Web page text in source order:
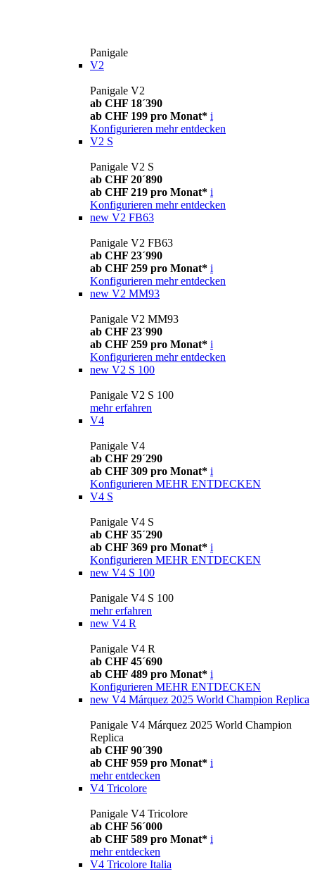
Panigale
V2
Panigale V2
ab CHF 18´390
ab CHF 199 pro Monat* i
Konfigurieren mehr entdecken
V2 S
Panigale V2 S
ab CHF 20´890
ab CHF 219 pro Monat* i
Konfigurieren mehr entdecken
new V2 FB63
Panigale V2 FB63
ab CHF 23´990
ab CHF 259 pro Monat* i
Konfigurieren mehr entdecken
new V2 MM93
Panigale V2 MM93
ab CHF 23´990
ab CHF 259 pro Monat* i
Konfigurieren mehr entdecken
new V2 S 100
Panigale V2 S 100
mehr erfahren
V4
Panigale V4
ab CHF 29´290
ab CHF 309 pro Monat* i
Konfigurieren MEHR ENTDECKEN
V4 S
Panigale V4 S
ab CHF 35´290
ab CHF 369 pro Monat* i
Konfigurieren MEHR ENTDECKEN
new V4 S 100
Panigale V4 S 100
mehr erfahren
new V4 R
Panigale V4 R
ab CHF 45´690
ab CHF 489 pro Monat* i
Konfigurieren MEHR ENTDECKEN
new V4 Márquez 2025 World Champion Replica
Panigale V4 Márquez 2025 World Champion
Replica
ab CHF 90´390
ab CHF 959 pro Monat* i
mehr entdecken
V4 Tricolore
Panigale V4 Tricolore
ab CHF 56´000
ab CHF 589 pro Monat* i
mehr entdecken
V4 Tricolore Italia